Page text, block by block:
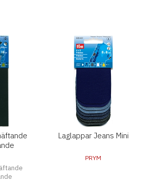
Laglappar Jeans Mini
PRYM